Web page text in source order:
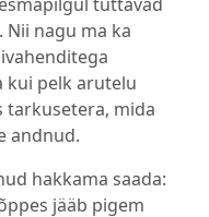
tuttavad
nagu ma ka
kui pelk arutelu
tarkusetera, mida
andnud.
hakkama saada:
jääb pigem